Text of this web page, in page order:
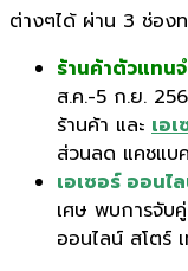
ต่างๆได้ ผ่าน 3 ช่อง
ร้านค้าตัวแทน
ส.ค.-5 ก.ย.
ร้านค้า และ เอ
ส่วนลด แคชแบ
เอเซอร์ ออนไ
เศษ พบการจับ
ออนไลน์ สโตร์